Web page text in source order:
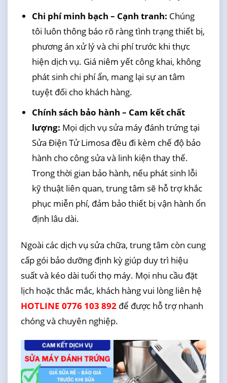
Chi phí minh bạch – Cạnh tranh: Chúng
tôi luôn thông báo rõ ràng tình trạng thiết bị,
phương án xử lý và chi phí trước khi thực
hiện dịch vụ. Giá niêm yết công khai, không
phát sinh chi phí ẩn, mang lại sự an tâm
tuyệt đối cho khách hàng.
Chính sách bảo hành – Cam kết chất
lượng: Mọi dịch vụ sửa máy đánh trứng tại
Sửa Điện Tử Limosa đều đi kèm chế độ bảo
hành cho công sửa và linh kiện thay thế.
Trong thời gian bảo hành, nếu phát sinh lỗi
kỹ thuật liên quan, trung tâm sẽ hỗ trợ khắc
phục miễn phí, đảm bảo thiết bị vận hành ổn
định lâu dài.
Ngoài các dịch vụ sửa chữa, trung tâm còn cung
cấp gói bảo dưỡng định kỳ giúp duy trì hiệu
suất và kéo dài tuổi thọ máy. Mọi nhu cầu đặt
lịch hoặc thắc mắc, khách hàng vui lòng liên hệ
HOTLINE 0776 103 892để được hỗ trợ nhanh
chóng và chuyên nghiệp.